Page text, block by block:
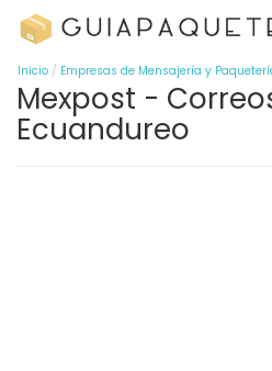
Inicio Empresas de Mensajería y
Mexpost -
Ecuandureo